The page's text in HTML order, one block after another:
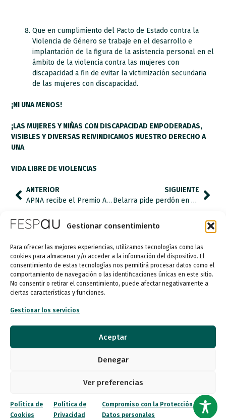
Gestionar consentimiento
Para ofrecer las mejores experiencias, utilizamos tecnologías como las
cookies para almacenar y/o acceder a la información del dispositivo. El
consentimiento de estas tecnologías nos permitirá procesar datos como el
comportamiento de navegación o las identificaciones únicas en este sitio.
No consentir o retirar el consentimiento, puede afectar negativamente a
ciertas características y funciones.
Gestionar los servicios
Aceptar
Denegar
Ver preferencias
Política de
Cookies
Política de
Privacidad
Compromiso con la Protección de
Datos personales
Que en cumplimiento del Pacto de Estado contra la
Violencia de Género se trabaje en el desarrollo e
implantación de la figura de la asistencia personal en el
ámbito de la violencia contra las mujeres con
discapacidad a fin de evitar la victimización secundaria
de las mujeres con discapacidad.
¡NI UNA MENOS!
¡LAS MUJERES Y NIÑAS CON DISCAPACIDAD EMPODERADAS,
VISIBLES Y DIVERSAS REIVINDICAMOS NUESTRO DERECHO A
UNA
VIDA LIBRE DE VIOLENCIAS
ANTERIOR
APNA recibe el Premio Accesit Ángel Riviere por su proyecto ConCiencia y TEA
SIGUIENTE
Belarra pide perdón en nombre del Gobierno a las mujeres con discapacidad víctimas de esterilizaciones forzadas
Tlf.: 91 290 58 06